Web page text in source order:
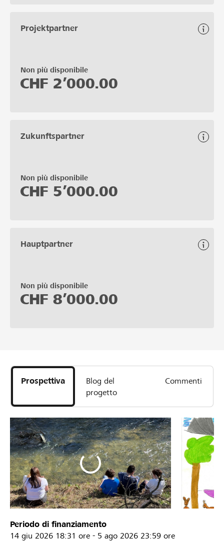
Projektpartner
Non più disponibile
CHF 2’000.00
Zukunftspartner
Non più disponibile
CHF 5’000.00
Hauptpartner
Non più disponibile
CHF 8’000.00
Prospettiva
Blog del
progetto
Commenti
Periodo di finanziamento
14 giu 2026 18:31 ore - 5 ago 2026 23:59 ore